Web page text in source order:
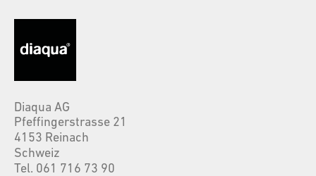
Diaqua AG
Pfeffingerstrasse 21
4153 Reinach
Schweiz
Tel. 061 716 73 90